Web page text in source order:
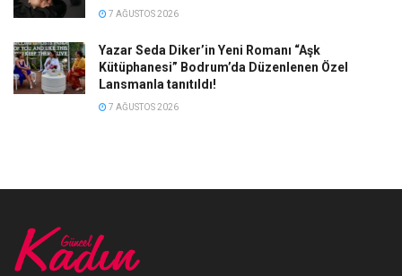
7 AĞUSTOS 2026
Yazar Seda Diker’in Yeni Romanı “Aşk
Kütüphanesi” Bodrum’da Düzenlenen Özel
Lansmanla tanıtıldı!
7 AĞUSTOS 2026